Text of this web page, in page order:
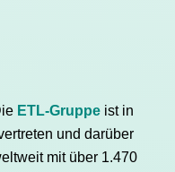
ETL-Gruppe ist in
und darüber
mit über 1.470